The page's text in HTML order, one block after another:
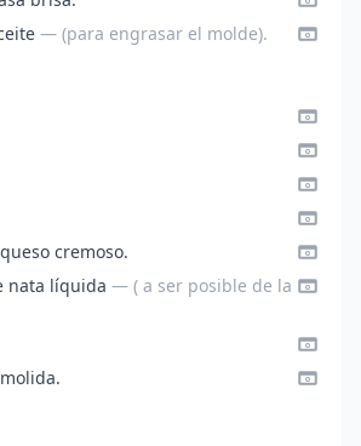
— (para engrasar el molde).
cremoso.
nata líquida — ( a ser posible de la